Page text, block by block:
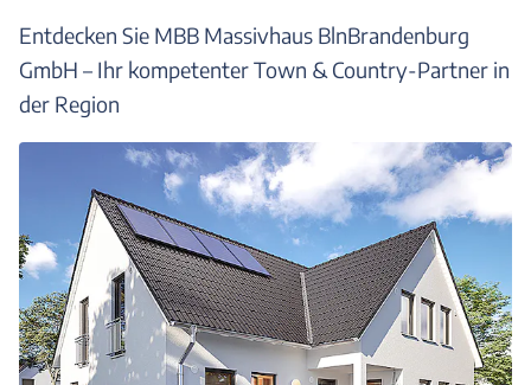
Entdecken Sie MBB Massivhaus BlnBrandenburg
GmbH – Ihr kompetenter Town & Country-Partner in
der Region